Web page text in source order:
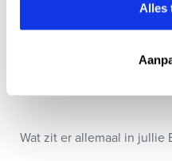
Alles
Wat zit er allemaal in jullie